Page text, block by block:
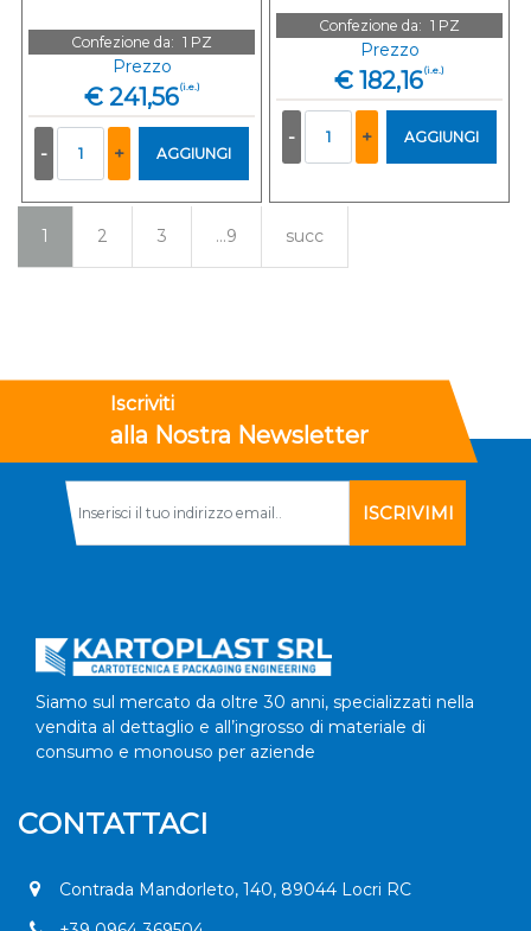
Confezione da: 1 PZ
Prezzo
€ 241,56(i.e.)
AGGIUNGI
Confezione da: 1 PZ
Prezzo
€ 182,16(i.e.)
AGGIUNGI
1 2 3 ...9 succ
Iscriviti
alla Nostra Newsletter
Siamo sul mercato da oltre 30 anni, specializzati nella
vendita al dettaglio e all’ingrosso di materiale di
consumo e monouso per aziende
CONTATTACI
Contrada Mandorleto, 140, 89044 Locri RC